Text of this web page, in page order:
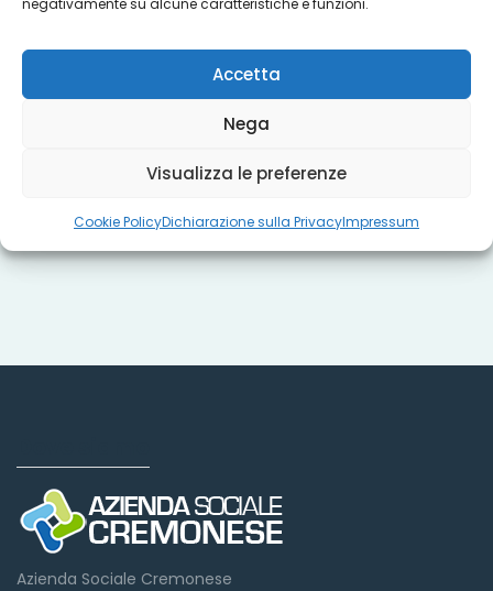
negativamente su alcune caratteristiche e funzioni.
Accetta
Nega
Visualizza le preferenze
Cookie PolicyDichiarazione sulla PrivacyImpressum
Titoli sociali
Azienda Sociale Cremonese